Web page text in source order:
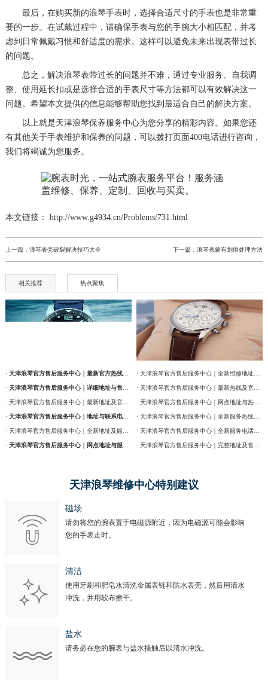
最后，在购买新的浪琴手表时，选择合适尺寸的手表也是非常重
要的一步。在试戴过程中，请确保手表与您的手腕大小相匹配，并考
虑到日常佩戴习惯和舒适度的需求。这样可以避免未来出现表带过长
的问题。
总之，解决浪琴表带过长的问题并不难，通过专业服务、自我调
整、使用延长扣或是选择合适的手表尺寸等方法都可以有效解决这一
问题。希望本文提供的信息能够帮助您找到最适合自己的解决方案。
以上就是天津浪琴保养服务中心为您分享的精彩内容。如果您还
有其他关于手表维护和保养的问题，可以拨打页面400电话进行咨询，
我们将竭诚为您服务。
本文链接： http://www.g4934.cn/Problems/731.html
上一篇： 浪琴表壳破裂解决技巧大全 下一篇：浪琴表蒙有划痕处理方法
相关推荐 热点聚焦
· 天津浪琴官方售后服务中心｜最新官方热线及维修地址权威信息通告（2026年7月最新）
· 天津浪琴官方售后服务中心｜详细地址与售后服务电话权威信息公告（2026年7月最新）
· 天津浪琴官方售后服务中心｜地址与联系电话权威信息公告（2026年7月最新）
· 天津浪琴官方售后服务中心｜网点地址与服务热线权威信息公示（2026年7月最新）
天津浪琴维修中心特别建议
磁场
请勿将您的腕表置于电磁源附近，因为电磁源可能会影响
您的手表走时。
清洁
使用牙刷和肥皂水清洗金属表链和防水表壳，然后用清水
冲洗，并用软布擦干。
盐水
请务必在您的腕表与盐水接触后以清水冲洗。